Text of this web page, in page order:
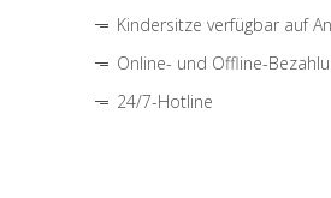
Kindersitze verfügbar auf
Online- und Offline-
24/7-Hotline